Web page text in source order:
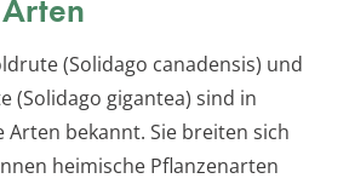
(Solidago canadensis) und
(Solidago gigantea) sind in
Arten bekannt. Sie breiten sich
heimische Pflanzenarten